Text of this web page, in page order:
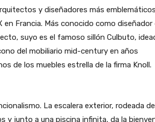
y diseñadores más
Francia. Más conocido como diseñador
suyo es el famoso sillón Culbuto,
del mobiliario mid-century en años
de los muebles estrella de la firma Knoll.
La escalera exterior, rodeada de
y junto a una piscina infinita, da la